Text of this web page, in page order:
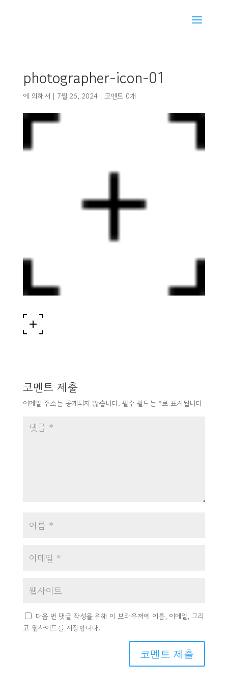
photographer-icon-01
에 의해서 | 7월 26, 2024| 코멘트 0개
코멘트 제출
이메일 주소는 공개되지 않습니다. 필수 필드는 *로 표시됩니다
다음 번 댓글 작성을 위해 이 브라우저에 이름, 이메일, 그리
고 웹사이트를 저장합니다.